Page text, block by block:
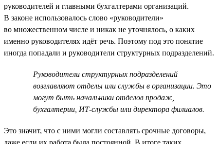
руководителей и главными бухгалтерами организаций.
В законе использовалось слово «руководители»
во множественном числе и никак не уточнялось, о каких
именно руководителях идёт речь. Поэтому под это понятие
иногда попадали и руководители структурных подразделений.
Руководители структурных подразделений
возглавляют отделы или службы в организации. Это
могут быть начальники отделов продаж,
бухгалтерии, ИТ-службы или директора филиалов.
Это значит, что с ними могли составлять срочные договоры,
даже если их работа была постоянной. В итоге таких